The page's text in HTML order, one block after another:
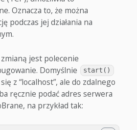
Oznacza to, że można
podczas jej działania na
jest polecenie
Domyślnie
start()
z “localhost”, ale do zdalnego
ręcznie podać adres serwera
na przykład tak: